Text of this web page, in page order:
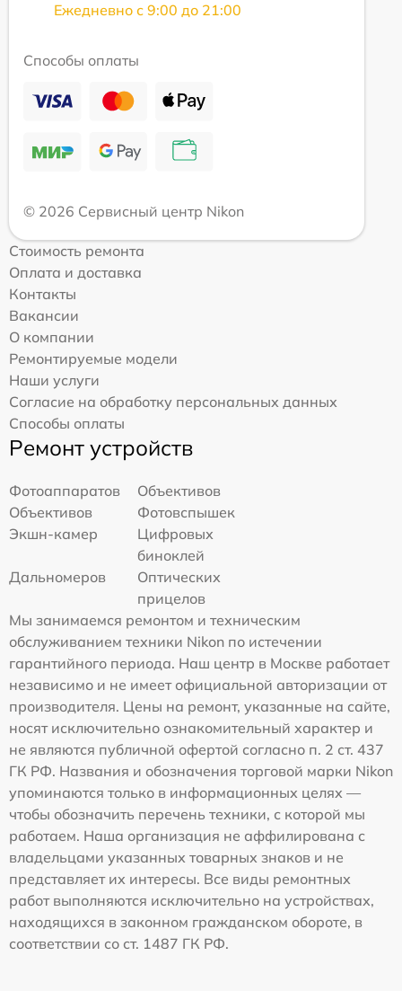
Ежедневно с 9:00 до 21:00
Способы оплаты
© 2026 Сервисный центр Nikon
Стоимость ремонта
Оплата и доставка
Контакты
Вакансии
О компании
Ремонтируемые модели
Наши услуги
Согласие на обработку персональных данных
Способы оплаты
Ремонт устройств
Фотоаппаратов
Объективов
Объективов
Фотовспышек
Экшн-камер
Цифровых
биноклей
Дальномеров
Оптических
прицелов
Мы занимаемся ремонтом и техническим
обслуживанием техники Nikon по истечении
гарантийного периода. Наш центр в Москве работает
независимо и не имеет официальной авторизации от
производителя. Цены на ремонт, указанные на сайте,
носят исключительно ознакомительный характер и
не являются публичной офертой согласно п. 2 ст. 437
ГК РФ. Названия и обозначения торговой марки Nikon
упоминаются только в информационных целях —
чтобы обозначить перечень техники, с которой мы
работаем. Наша организация не аффилирована с
владельцами указанных товарных знаков и не
представляет их интересы. Все виды ремонтных
работ выполняются исключительно на устройствах,
находящихся в законном гражданском обороте, в
соответствии со ст. 1487 ГК РФ.